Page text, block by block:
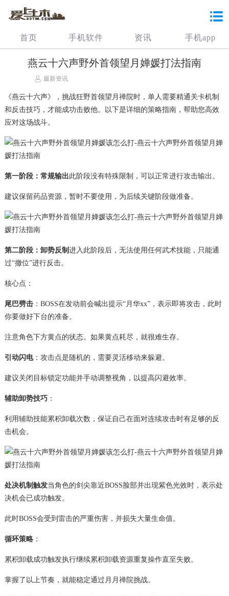
首页 手机软件 资讯 手机app
燕云十六声野外首领望月婵媛打法指南
最新资讯
《燕云十六声》，挑战狂野首领望月禅院时，单人需要精通关卡机制
和反击技巧，才能成功击败他。以下是详细的策略指南，帮助您高效
应对这场战斗。
第一阶段：常规输出此阶段没有特殊限制，可以正常进行攻击输出。
建议保留药品资源，暂时不要使用，为后续关键阶段做准备。
第二阶段：卸势反制 进入此阶段后，无法使用任何武术技能，只能通
过“撤位”进行反击。
核心点：
尾巴劈击：BOSS在发动前会喊出提示“月华xx”，表示即将攻击，此时
你要做好下台的准备。
注意角色下方黄点的状态。如果黄点耗尽，就很难生存。
引动闪电：攻击点是随机的，需要灵活移动来躲避。
建议关闭目标锁定功能并手动调整视角，以提高闪避效率。
辅助卸势技巧 ：
利用辅助技能累积卸载次数，保证自己在面对连续攻击时有足够的反
击机会。
处决机制触发当角色的剑尖靠近BOSS脸部并出现紫色光效时，表示处
决机会已成功触发。
此时BOSS会受到雷击的严重伤害，并损失大量生命值。
循环策略：
累积卸载成功触发执行继续累积卸载资源重复操作直至失败。
掌握了以上节奏，就能稳定通过月月禅院挑战。